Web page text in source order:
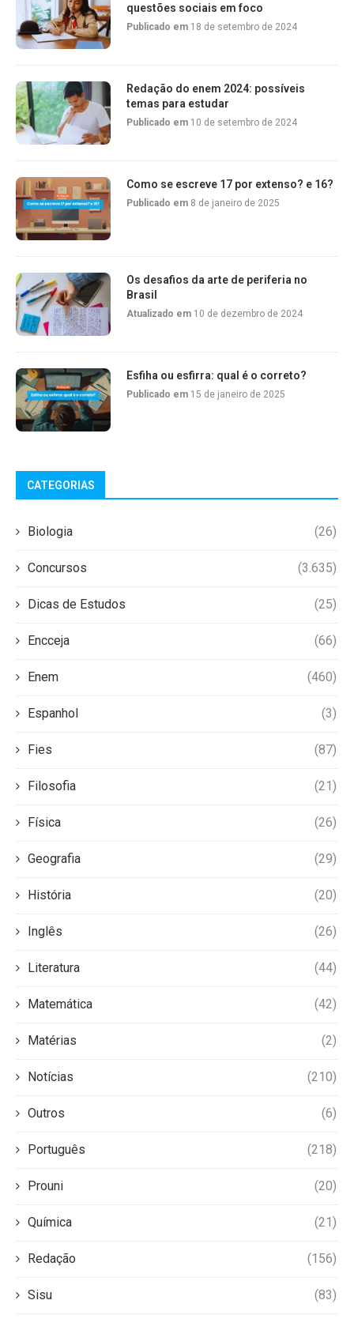
questões sociais em foco
Publicado em 18 de setembro de 2024
Redação do enem 2024: possíveis
temas para estudar
Publicado em 10 de setembro de 2024
Como se escreve 17 por extenso? e 16?
Publicado em 8 de janeiro de 2025
Os desafios da arte de periferia no
Brasil
Atualizado em 10 de dezembro de 2024
Esfiha ou esfirra: qual é o correto?
Publicado em 15 de janeiro de 2025
CATEGORIAS
Biologia (26)
Concursos (3.635)
Dicas de Estudos (25)
Encceja (66)
Enem (460)
Espanhol (3)
Fies (87)
Filosofia (21)
Física (26)
Geografia (29)
História (20)
Inglês (26)
Literatura (44)
Matemática (42)
Matérias (2)
Notícias (210)
Outros (6)
Português (218)
Prouni (20)
Química (21)
Redação (156)
Sisu (83)